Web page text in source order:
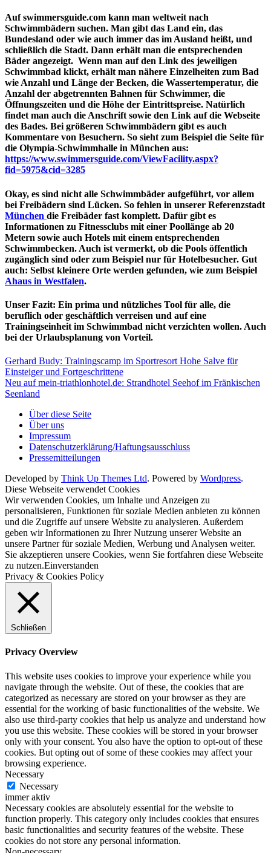
Auf swimmersguide.com kann man weltweit nach
Schwimmbädern suchen. Man gibt das Land ein, das
Bundesland oder wie auch immer das im Ausland heißt, und
schließlich die Stadt. Dann erhält man die entsprechenden
Bäder angezeigt. Wenn man auf den Link des jeweiligen
Schwimmbad klickt, erhält man nähere Einzelheiten zum Bad
wie Anzahl und Länge der Becken, die Wassertemperatur, die
Anzahl der abgetrennten Bahnen für Schwimmer, die
Öffnungszeiten und die Höhe der Eintrittspreise. Natürlich
findet man auch die Anschrift sowie den Link auf die Webseite
des Bades. Bei größeren Schwimmbädern gibt es auch
Kommentare von Besuchern. So sieht zum Beispiel die Seite für
die Olympia-Schwimmhalle in München aus:
https://www.swimmersguide.com/ViewFacility.aspx?
fid=5975&cid=3285
Okay, es sind nicht alle Schwimmbäder aufgeführt, vor allem
bei Freibädern sind Lücken. So fehlen in unserer Referenzstadt
München die Freibäder fast komplett. Dafür gibt es
Informationen zu Fitnessclubs mit einer Poollänge ab 20
Metern sowie auch Hotels mit einem entsprechenden
Schwimmbecken. Auch ist vermerkt, ob die Pools öffentlich
zugänglich sind oder zum Beispiel nur für Hotelbesucher. Gut
auch: Selbst kleinere Orte werden gefunden, wie zum Beispiel
Ahaus in Westfalen.
Unser Fazit: Ein prima und nützliches Tool für alle, die
beruflich oder geschäftlich verreisen und auf eine
Trainingseinheit im Schwimmbad nicht verzichten wollen. Auch
bei der Urlaubsplanung von Vorteil.
Gerhard Budy: Trainingscamp im Sportresort Hohe Salve für
Einsteiger und Fortgeschrittene
Neu auf mein-triathlonhotel.de: Strandhotel Seehof im Fränkischen
Seenland
Über diese Seite
Über uns
Impressum
Datenschutzerklärung/Haftungsausschluss
Pressemitteilungen
Developed by Think Up Themes Ltd. Powered by Wordpress.
Diese Webseite verwendet Cookies
Wir verwenden Cookies, um Inhalte und Anzeigen zu
personalisieren, Funktionen für soziale Medien anbieten zu können
und die Zugriffe auf unsere Website zu analysieren. Außerdem
geben wir Informationen zu Ihrer Nutzung unserer Website an
unsere Partner für soziale Medien, Werbung und Analysen weiter.
Sie akzeptieren unsere Cookies, wenn Sie fortfahren diese Webseite
zu nutzen.Einverstanden
Privacy & Cookies Policy
Schließen
Privacy Overview
This website uses cookies to improve your experience while you
navigate through the website. Out of these, the cookies that are
categorized as necessary are stored on your browser as they are
essential for the working of basic functionalities of the website. We
also use third-party cookies that help us analyze and understand how
you use this website. These cookies will be stored in your browser
only with your consent. You also have the option to opt-out of these
cookies. But opting out of some of these cookies may affect your
browsing experience.
Necessary
Necessary
immer aktiv
Necessary cookies are absolutely essential for the website to
function properly. This category only includes cookies that ensures
basic functionalities and security features of the website. These
cookies do not store any personal information.